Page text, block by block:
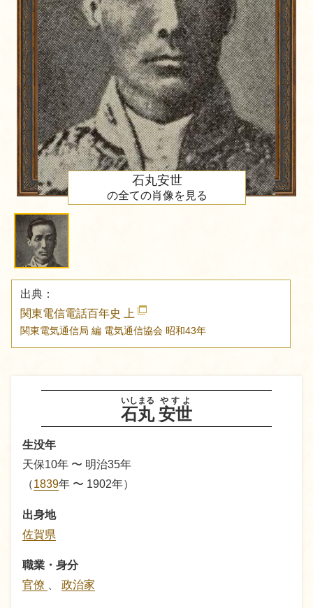
石丸
いしまる
安世
やすよ
生没年
天保10年 〜 明治35年
（1839年 〜 1902年）
出身地
佐賀県
職業・身分
官僚
政治家
石丸安世
の全ての肖像を見る
出典：
関東電信電話百年史 上
関東電気通信局 編 電気通信協会 昭和43年